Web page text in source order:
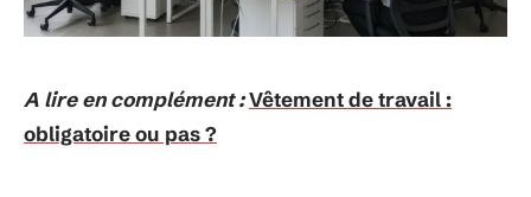
A lire en complément :Vêtement de travail :
obligatoire ou pas ?